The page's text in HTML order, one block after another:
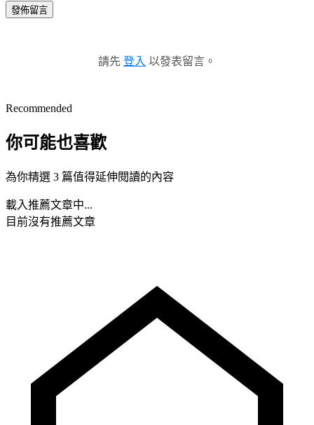
發佈留言
請先 登入 以發表留言。
Recommended
你可能也喜歡
為你精選 3 篇值得延伸閱讀的內容
載入推薦文章中...
目前沒有推薦文章